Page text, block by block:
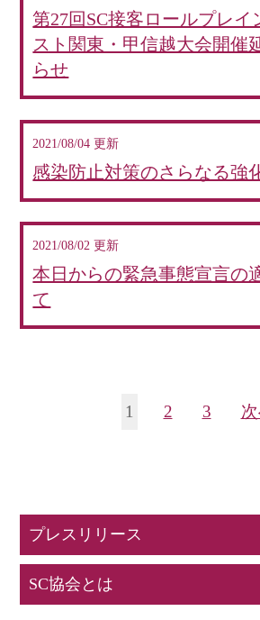
第27回SC接客ロールプレイ
スト関東・甲信越大会開催
らせ
2021/08/04 更新
感染防止対策のさらなる強
2021/08/02 更新
本日からの緊急事態宣言の
て
1 2 3
プレスリリース
SC協会とは